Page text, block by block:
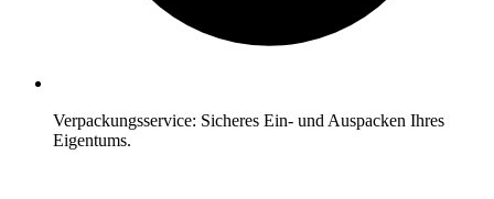
Verpackungsservice: Sicheres Ein- und Auspacken Ihres
Eigentums.